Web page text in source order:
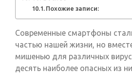
Похожие записи:
Современные смартфоны
частью нашей жизни, но
мишенью для различных
десять наиболее опасных из